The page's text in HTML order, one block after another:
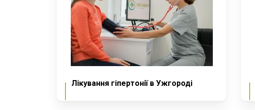
Лікування гіпертонії в Ужгороді